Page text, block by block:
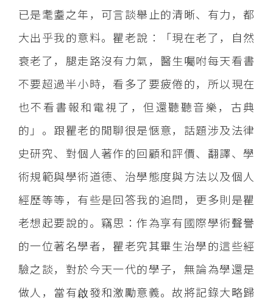
已是耄耋之年，可言談舉止的清晰、有力，都
大出乎我的意料。瞿老說：「現在老了，自然
衰老了，腿走路沒有力氣，醫生囑咐每天看書
不要超過半小時，看多了要疲倦的，所以現在
也不看書報和電視了，但還聽聽音樂，古典
的」。跟瞿老的閒聊很是愜意，話題涉及法律
史研究、對個人著作的回顧和評價、翻譯、學
術規範與學術道德、治學態度與方法以及個人
經歷等等，有些是回答我的追問，更多則是瞿
老想起要說的。竊思：作為享有國際學術聲譽
的一位著名學者，瞿老究其畢生治學的這些經
驗之談，對於今天一代的學子，無論為學還是
做人，當有啟發和激勵意義。故將記錄大略歸